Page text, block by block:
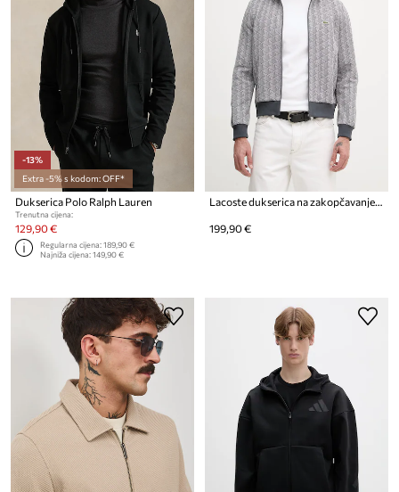
-13%
Extra -5% s kodom: OFF*
Dukserica Polo Ralph Lauren
Trenutna cijena:
129,90 €
Regularna cijena:189,90 €
Najniža cijena:149,90 €
Lacoste dukserica na zakopčavanje za muškarce
199,90 €